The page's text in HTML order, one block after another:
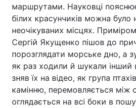
маршрутами. Науковці
білих красунчиків можна було
неочікуваних місцях.
Сергій Якущенко пішов до
порозглядати морське дно, а
як раз ходили й шукали
зняв їх на відео, як група
камінню, перемовляється між
оглядається на всі боки в